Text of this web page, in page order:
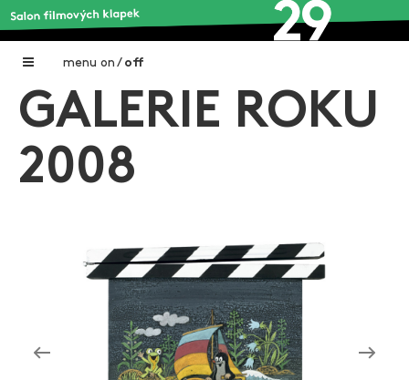
menu on / off
Home
Galerie filmových klapek
O projektu
Aktuální výstavy
Aukce filmových klapek
GALERIE ROKU
2008